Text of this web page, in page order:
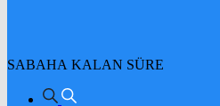
SABAHA KALAN SÜRE